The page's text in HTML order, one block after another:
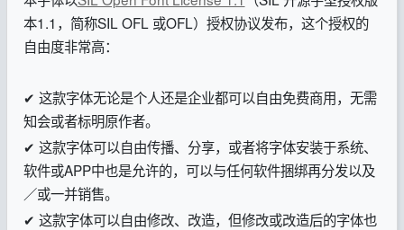
本1.1，简称SIL OFL 或OFL）授权协议发布，这个授权的
自由度非常高：
✔ 这款字体无论是个人还是企业都可以自由免费商用，无需
知会或者标明原作者。
✔ 这款字体可以自由传播、分享，或者将字体安装于系统、
软件或APP中也是允许的，可以与任何软件捆绑再分发以及
／或一并销售。
✔ 这款字体可以自由修改、改造，但修改或改造后的字体也